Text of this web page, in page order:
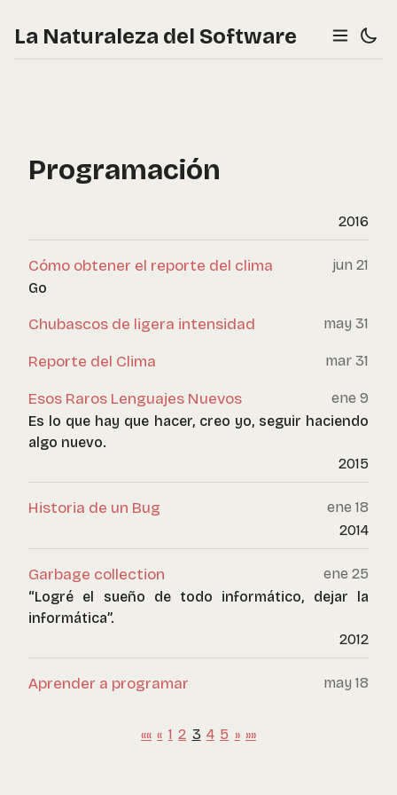
La Naturaleza del Software
Programación
2016
Cómo obtener el reporte del clima
jun 21
Go
Chubascos de ligera intensidad may 31
Reporte del Clima mar 31
Esos Raros Lenguajes Nuevos
ene 9
Es lo que hay que hacer, creo yo, seguir haciendo
algo nuevo.
2015
Historia de un Bug
ene 18
2014
Garbage collection
ene 25
“Logré el sueño de todo informático, dejar la
informática”.
2012
Aprender a programar may 18
«« « 1 2 3 4 5 » »»